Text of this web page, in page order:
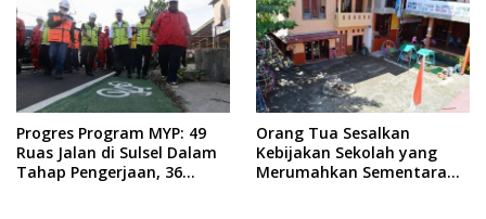
Progres Program MYP: 49
Ruas Jalan di Sulsel Dalam
Tahap Pengerjaan, 36
Orang Tua Sesalkan
Kebijakan Sekolah yang
Merumahkan Sementara